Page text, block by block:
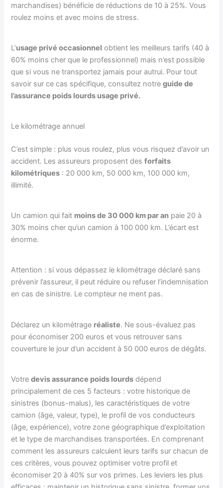
marchandises) bénéficie de réductions de 10 à 25%. Vous
roulez moins et avec moins de stress.
L’usage privé occasionnel obtient les meilleurs tarifs (40 à
60% moins cher que le professionnel) mais n’est possible
que si vous ne transportez jamais pour autrui. Pour tout
savoir sur ce cas spécifique, consultez notreguide de
l’assurance poids lourds usage privé.
Le kilométrage annuel
C’est simple : plus vous roulez, plus vous risquez d’avoir un
accident. Les assureurs proposent desforfaits
kilométriques : 20 000 km, 50 000 km, 100 000 km,
illimité.
Un camion qui fait moins de 30 000 km par an paie 20 à
30% moins cher qu’un camion à 100 000 km. L’écart est
énorme.
Attention : si vous dépassez le kilométrage déclaré sans
prévenir l’assureur, il peut réduire ou refuser l’indemnisation
en cas de sinistre. Le compteur ne ment pas.
Déclarez un kilométrage réaliste. Ne sous-évaluez pas
pour économiser 200 euros et vous retrouver sans
couverture le jour d’un accident à 50 000 euros de dégâts.
Votredevis assurance poids lourds dépend
principalement de ces 5 facteurs : votre historique de
sinistres (bonus-malus), les caractéristiques de votre
camion (âge, valeur, type), le profil de vos conducteurs
(âge, expérience), votre zone géographique d’exploitation
et le type de marchandises transportées. En comprenant
comment les assureurs calculent leurs tarifs sur chacun de
ces critères, vous pouvez optimiser votre profil et
économiser 20 à 40% sur vos primes. Les leviers les plus